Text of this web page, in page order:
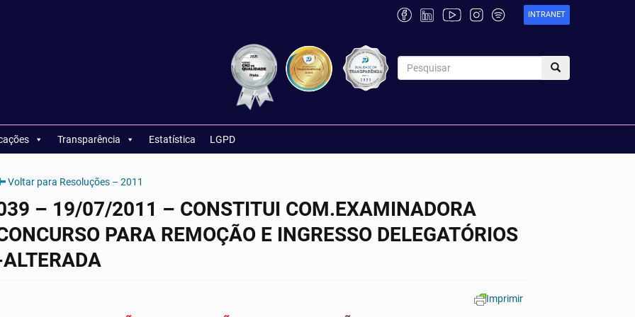
INTRANET
Transparência Estatística LGPD
Voltar para Resoluções – 2011
– 19/07/2011 – CONSTITUI COM.EXAMINADORA
PARA REMOÇÃO E INGRESSO DELEGATÓRIOS
Imprimir